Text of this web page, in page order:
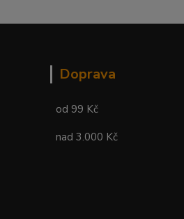
Doprava
od 99 Kč
nad 3.000 Kč